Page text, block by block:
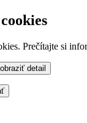
Prečítajte si
detail